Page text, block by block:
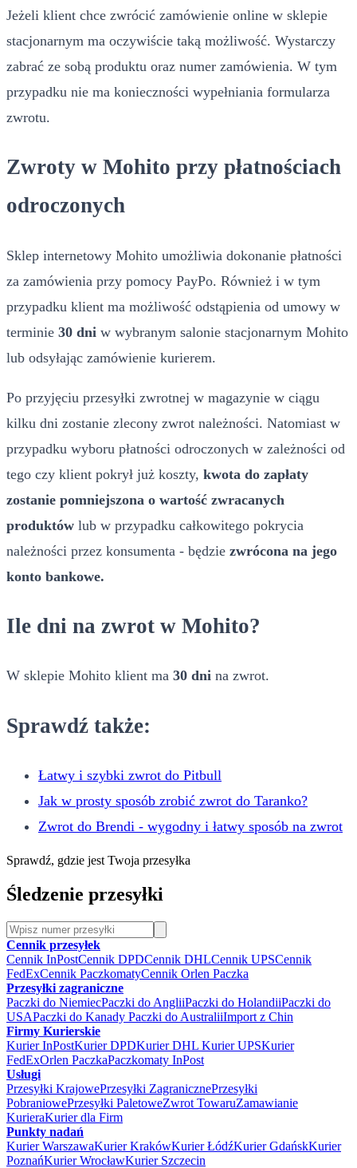
Jeżeli klient chce zwrócić zamówienie online w sklepie
stacjonarnym ma oczywiście taką możliwość. Wystarczy
zabrać ze sobą produktu oraz numer zamówienia. W tym
przypadku nie ma konieczności wypełniania formularza
zwrotu.
Zwroty w Mohito przy płatnościach
odroczonych
Sklep internetowy Mohito umożliwia dokonanie płatności
za zamówienia przy pomocy PayPo. Również i w tym
przypadku klient ma możliwość odstąpienia od umowy w
terminie 30 dni w wybranym salonie stacjonarnym Mohito
lub odsyłając zamówienie kurierem.
Po przyjęciu przesyłki zwrotnej w magazynie w ciągu
kilku dni zostanie zlecony zwrot należności. Natomiast w
przypadku wyboru płatności odroczonych w zależności od
tego czy klient pokrył już koszty, kwota do zapłaty
zostanie pomniejszona o wartość zwracanych
produktów lub w przypadku całkowitego pokrycia
należności przez konsumenta - będzie zwrócona na jego
konto bankowe.
Ile dni na zwrot w Mohito?
W sklepie Mohito klient ma 30 dni na zwrot.
Sprawdź także:
Łatwy i szybki zwrot do Pitbull
Jak w prosty sposób zrobić zwrot do Taranko?
Zwrot do Brendi - wygodny i łatwy sposób na zwrot
Sprawdź, gdzie jest Twoja przesyłka
Śledzenie przesyłki
Cennik przesyłek
Cennik InPostCennik DPDCennik DHLCennik UPSCennik
FedExCennik PaczkomatyCennik Orlen Paczka
Przesyłki zagraniczne
Paczki do NiemiecPaczki do AngliiPaczki do HolandiiPaczki do
USAPaczki do Kanady Paczki do AustraliiImport z Chin
Firmy Kurierskie
Kurier InPostKurier DPDKurier DHL Kurier UPSKurier
FedExOrlen PaczkaPaczkomaty InPost
Usługi
Przesyłki KrajowePrzesyłki ZagranicznePrzesyłki
PobraniowePrzesyłki PaletoweZwrot TowaruZamawianie
KurieraKurier dla Firm
Punkty nadań
Kurier WarszawaKurier KrakówKurier ŁódźKurier GdańskKurier
PoznańKurier WrocławKurier Szczecin